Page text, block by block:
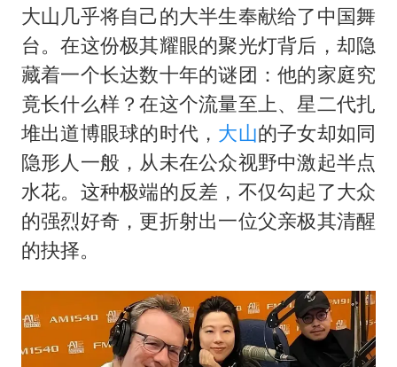
宇树科技王兴兴身家有望超200亿元
中国养老床位“三连降”
台风白海豚影响中国已成定局
外交部发言人就广岛核爆81周年等答记者问
贵州轮胎子公司获美国退税8136万
吉林一“温度计大楼”读数爆表
多地要求领导干部带头休假
奋进开新局 实干挑大梁
大山几乎将自己的大半生奉献给了中国舞
台。在这份极其耀眼的聚光灯背后，却隐
藏着一个长达数十年的谜团：他的家庭究
竟长什么样？在这个流量至上、星二代扎
堆出道博眼球的时代， 大山的子女却如同
隐形人一般，从未在公众视野中激起半点
水花。这种极端的反差，不仅勾起了大众
的强烈好奇，更折射出一位父亲极其清醒
的抉择。